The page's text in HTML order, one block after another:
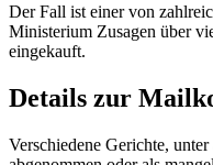
Der Fall ist einer von
Ministerium Zusagen über
eingekauft.
Details zur
Verschiedene Gerichte, unter